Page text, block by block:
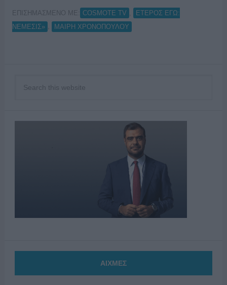
ΕΠΙΣΗΜΑΣΜΕΝΟ ΜΕ: COSMOTE TV
ΕΤΕΡΟΣ ΕΓΩ:
ΝΕΜΕΣΙΣ»
ΜΑΙΡΗ ΧΡΟΝΟΠΟΥΛΟΥ
ΑΙΧΜΕΣ